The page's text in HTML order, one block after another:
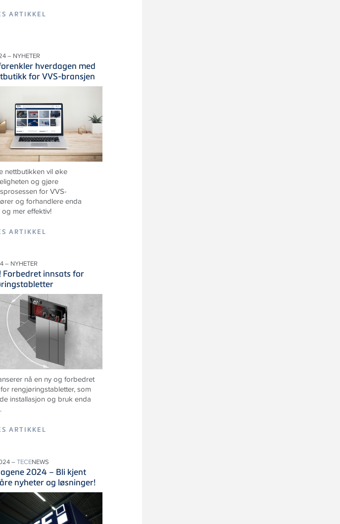
ARTIKKEL
– NYHETER
hverdagen med
for VVS-bransjen
nettbutikken vil øke
og gjøre
for VVS-
og forhandlere enda
mer effektiv!
ARTIKKEL
– NYHETER
Forbedret innsats for
nå en ny og forbedret
rengjøringstabletter, som
installasjon og bruk enda
ARTIKKEL
–TECENEWS
2024 – Bli kjent
nyheter og løsninger!